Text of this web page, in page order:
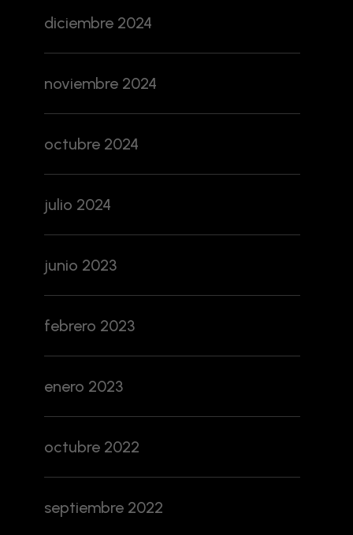
diciembre 2024
noviembre 2024
octubre 2024
julio 2024
junio 2023
febrero 2023
enero 2023
octubre 2022
septiembre 2022